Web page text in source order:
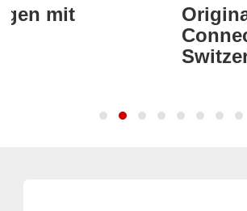
Original Push-Pull-
Connector – Made in